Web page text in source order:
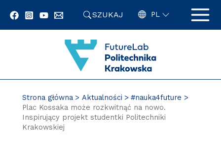
SZUKAJ PL
Strona główna Aktualności
#nauka4future
Plac Kossaka może rozkwitnąć na nowo.
Inspirujący projekt studentki Politechniki
Krakowskiej